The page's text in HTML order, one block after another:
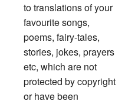
to translations of your
favourite songs,
poems, fairy-tales,
stories, jokes, prayers
etc, which are not
protected by copyright
or have been